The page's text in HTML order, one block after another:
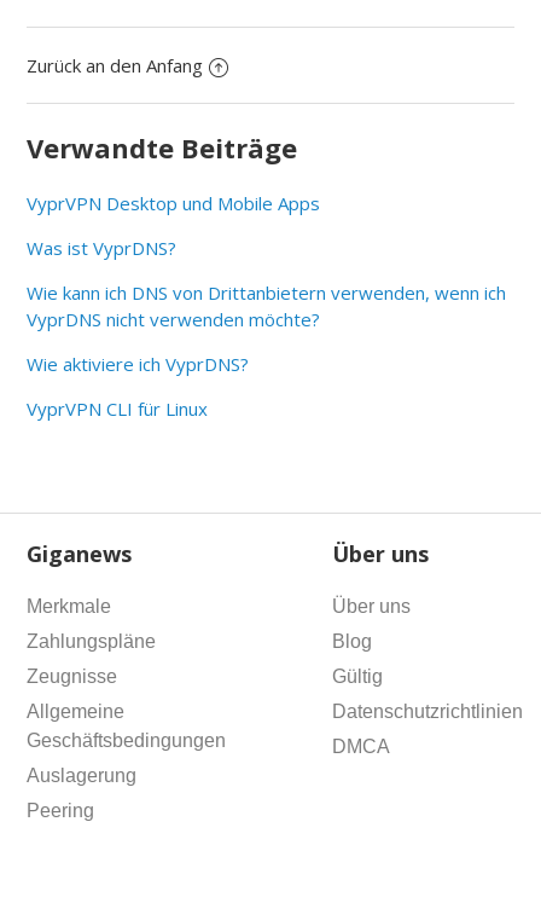
Zurück an den Anfang
Verwandte Beiträge
VyprVPN Desktop und Mobile Apps
Was ist VyprDNS?
Wie kann ich DNS von Drittanbietern verwenden, wenn ich
VyprDNS nicht verwenden möchte?
Wie aktiviere ich VyprDNS?
VyprVPN CLI für Linux
Giganews
Merkmale
Zahlungspläne
Zeugnisse
Allgemeine
Geschäftsbedingungen
Auslagerung
Peering
Über uns
Über uns
Blog
Gültig
Datenschutzrichtlinien
DMCA